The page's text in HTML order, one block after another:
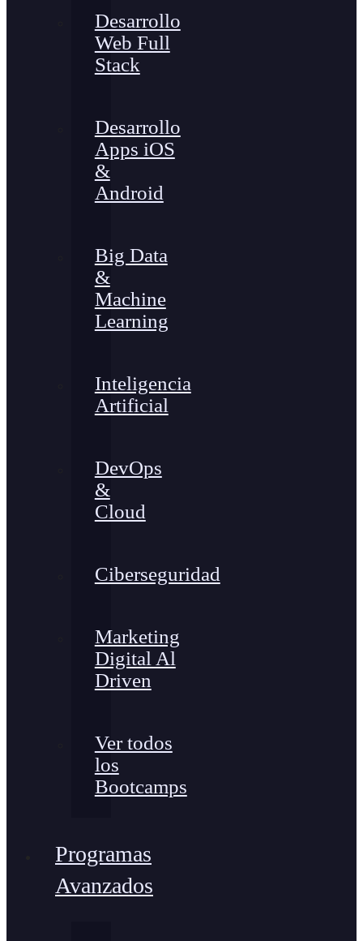
Desarrollo
Web Full
Stack
Desarrollo
Apps iOS
&
Android
Big Data
&
Machine
Learning
Inteligencia
Artificial
DevOps
&
Cloud
Ciberseguridad
Marketing
Digital Al
Driven
Ver todos
los
Bootcamps
Programas
Avanzados